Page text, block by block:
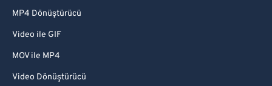
MP4 Dönüştürücü
Video ile GIF
MOV ile MP4
Video Dönüştürücü